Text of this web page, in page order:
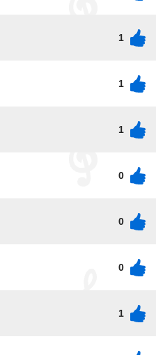
1
1
1
0
0
0
1